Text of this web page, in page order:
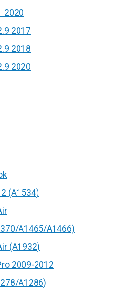
2020
2017
2018
2020
(А1534)
A1465/A1466)
(A1932)
2009-2012
A1286)